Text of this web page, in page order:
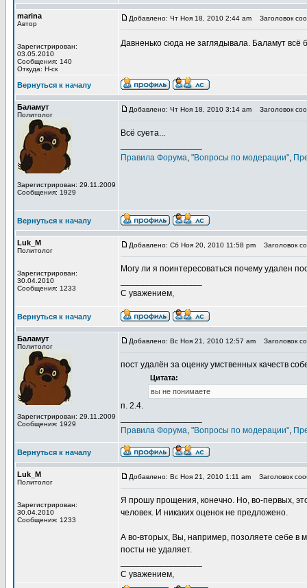
marina
Автор
Зарегистрирован:
03.05.2010
Сообщения: 140
Откуда: Н-ск
Добавлено: Чт Ноя 18, 2010 2:44 am Заголовок
Давненько сюда не заглядывала. Баламут всё
Вернуться к началу
Баламут
Политолог
Зарегистрирован: 29.11.2009
Сообщения: 1929
Добавлено: Чт Ноя 18, 2010 3:14 am Заголовок
Всё суета...
Правила Форума, "Вопросы по модерации",
Вернуться к началу
Luk_M
Политолог
Зарегистрирован:
30.04.2010
Сообщения: 1233
Добавлено: Сб Ноя 20, 2010 11:58 pm Заголовок
Могу ли я поинтересоваться почему удален
С уважением,
Вернуться к началу
Баламут
Политолог
Зарегистрирован: 29.11.2009
Сообщения: 1929
Добавлено: Вс Ноя 21, 2010 12:57 am Заголовок
пост удалён за оценку умственных качеств
Цитата:
вы не понимаете
п. 2.4.
Правила Форума, "Вопросы по модерации",
Вернуться к началу
Luk_M
Политолог
Зарегистрирован:
30.04.2010
Сообщения: 1233
Добавлено: Вс Ноя 21, 2010 1:11 am Заголовок
Я прошу прощения, конечно. Но, во-первых,
человек. И никаких оценок не предложено.
А во-вторых, Вы, например, позоляете себе в
посты не удаляет.
С уважением,